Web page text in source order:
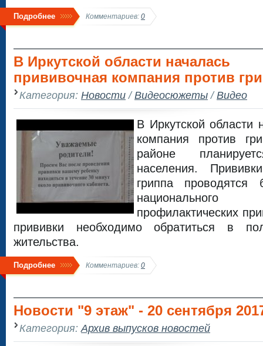
Подробнее Комментариев: 0
В Иркутской области началась
прививочная компания против
Категория: Новости/Видеосюжеты/Видео
В Иркутской области
компания против
районе
населения.
гриппа проводятся
профилактических
прививки необходимо обратиться в
жительства.
Подробнее Комментариев: 0
Новости "9 этаж" - 20 сентября
Категория: Архив выпусков новостей